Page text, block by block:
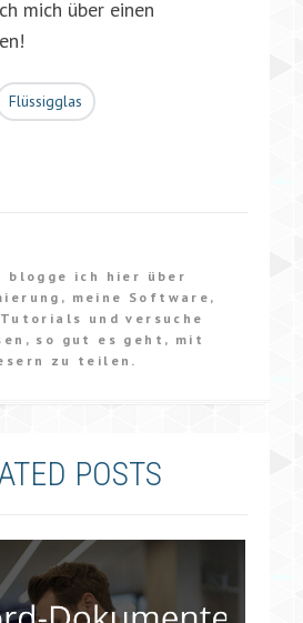
mich über einen
Flüssigglas
blogge ich hier über
meine Software,
und versuche
so gut es geht, mit
zu teilen.
POSTS